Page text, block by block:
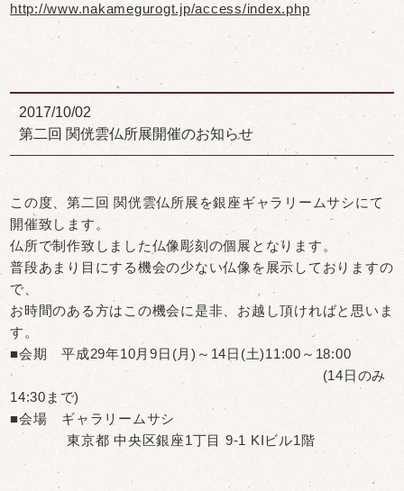
http://www.nakamegurogt.jp/access/index.php
2017/10/02
第二回 関侊雲仏所展開催のお知らせ
この度、第二回 関侊雲仏所展を銀座ギャラリームサシにて
開催致します。
仏所で制作致しました仏像彫刻の個展となります。
普段あまり目にする機会の少ない仏像を展示しておりますの
で、
お時間のある方はこの機会に是非、お越し頂ければと思いま
す。
■会期 平成29年10月9日(月)～14日(土)11:00～18:00
(14日のみ
14:30まで)
■会場 ギャラリームサシ
東京都 中央区銀座1丁目 9-1 KIビル1階